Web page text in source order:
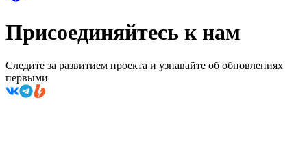
Присоединяйтесь к нам
Следите за развитием проекта и узнавайте об обновлениях
первыми